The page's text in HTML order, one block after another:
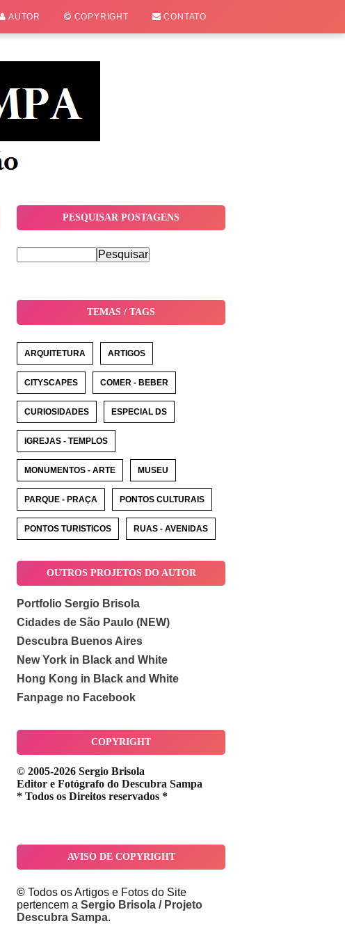
AUTOR COPYRIGHT CONTATO
PESQUISAR POSTAGENS
TEMAS / TAGS
ARQUITETURA ARTIGOS
CITYSCAPES COMER - BEBER
CURIOSIDADES ESPECIAL DS
IGREJAS - TEMPLOS
MONUMENTOS - ARTE MUSEU
PARQUE - PRAÇA PONTOS CULTURAIS
PONTOS TURISTICOS RUAS - AVENIDAS
OUTROS PROJETOS DO AUTOR
Portfolio Sergio Brisola
Cidades de São Paulo (NEW)
Descubra Buenos Aires
New York in Black and White
Hong Kong in Black and White
Fanpage no Facebook
COPYRIGHT
© 2005-2026 Sergio Brisola
Editor e Fotógrafo do Descubra Sampa
* Todos os Direitos reservados *
AVISO DE COPYRIGHT
© Todos os Artigos e Fotos do Site
pertencem a Sergio Brisola / Projeto
Descubra Sampa.